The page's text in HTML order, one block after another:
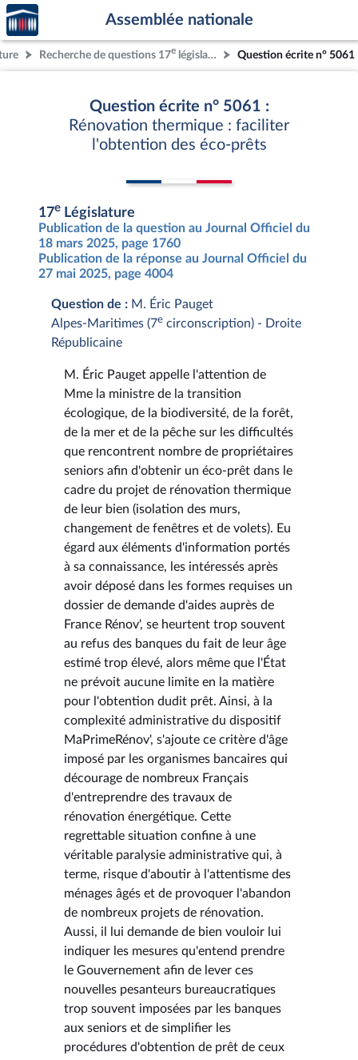
Aller au contenu
Aller en bas de la page
Accèder
à la
page
d'accueil
Assemblée nationale
Recherche de questions 17e législature Question écrite n° 5061
Question écrite n° 5061 :
Rénovation thermique : faciliter
l'obtention des éco-prêts
17e Législature
Publication de la question au Journal Officiel du
18 mars 2025, page 1760
Publication de la réponse au Journal Officiel du
27 mai 2025, page 4004
Question de : M. Éric Pauget
Alpes-Maritimes (7e circonscription) - Droite
Républicaine
M. Éric Pauget appelle l'attention de
Mme la ministre de la transition
écologique, de la biodiversité, de la forêt,
de la mer et de la pêche sur les difficultés
que rencontrent nombre de propriétaires
seniors afin d'obtenir un éco-prêt dans le
cadre du projet de rénovation thermique
de leur bien (isolation des murs,
changement de fenêtres et de volets). Eu
égard aux éléments d'information portés
à sa connaissance, les intéressés après
avoir déposé dans les formes requises un
dossier de demande d'aides auprès de
France Rénov', se heurtent trop souvent
au refus des banques du fait de leur âge
estimé trop élevé, alors même que l'État
ne prévoit aucune limite en la matière
pour l'obtention dudit prêt. Ainsi, à la
complexité administrative du dispositif
MaPrimeRénov', s'ajoute ce critère d'âge
imposé par les organismes bancaires qui
décourage de nombreux Français
d'entreprendre des travaux de
rénovation énergétique. Cette
regrettable situation confine à une
véritable paralysie administrative qui, à
terme, risque d'aboutir à l'attentisme des
ménages âgés et de provoquer l'abandon
de nombreux projets de rénovation.
Aussi, il lui demande de bien vouloir lui
indiquer les mesures qu'entend prendre
le Gouvernement afin de lever ces
nouvelles pesanteurs bureaucratiques
trop souvent imposées par les banques
aux seniors et de simplifier les
procédures d'obtention de prêt de ceux